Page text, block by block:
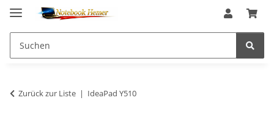
Zurück zur Liste IdeaPad Y510